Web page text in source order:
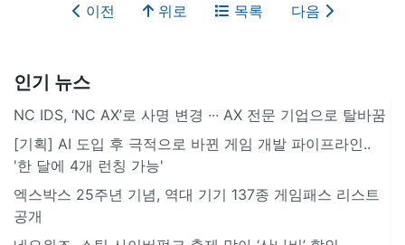
이전 위로 목록 다음
인기 뉴스
NC IDS, ‘NC AX’로 사명 변경 ∙∙∙ AX 전문 기업으로 탈바꿈
[기획] AI 도입 후 극적으로 바뀐 게임 개발 파이프라인..
'한 달에 4개 런칭 가능'
엑스박스 25주년 기념, 역대 기기 137종 게임패스 리스트
공개